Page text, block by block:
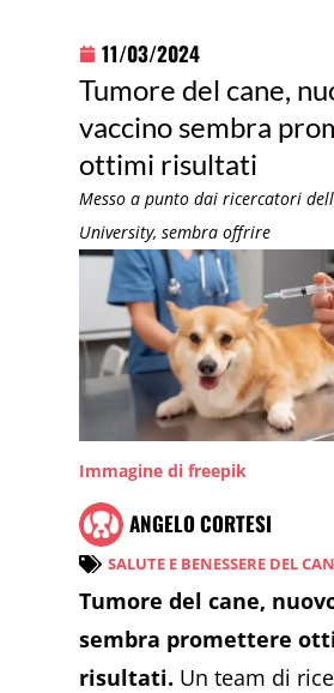
11/03/2024
Tumore del cane,
vaccino sembra
ottimi risultati
Messo a punto dai ricercatori
University, sembra offrire
Immagine di freepik
ANGELO CORTESI
SALUTE E BENESSERE DEL
Tumore del cane,
sembra promettere
risultati. Un team di